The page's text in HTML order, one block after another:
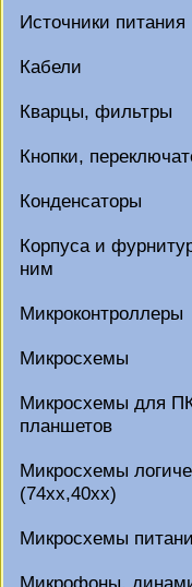
Источники питания
Кабели
Кварцы, фильтры
Кнопки,
Конденсаторы
Корпуса и
ним
Микроконтроллеры
Микросхемы
Микросхемы для
планшетов
Микросхемы
(74xx,40xx)
Микросхемы
Микрофоны,